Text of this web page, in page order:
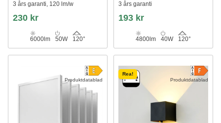
3 års garanti, 120 lm/w
230 kr
6000lm 50W 120°
3 års garanti
193 kr
4800lm 40W 120°
Produktdatablad Produktdatablad
Rea!